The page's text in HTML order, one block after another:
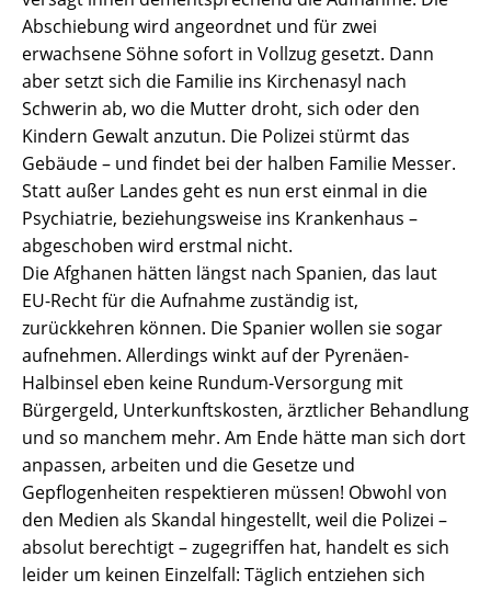
Abschiebung wird angeordnet und für zwei
erwachsene Söhne sofort in Vollzug gesetzt. Dann
aber setzt sich die Familie ins Kirchenasyl nach
Schwerin ab, wo die Mutter droht, sich oder den
Kindern Gewalt anzutun. Die Polizei stürmt das
Gebäude – und findet bei der halben Familie Messer.
Statt außer Landes geht es nun erst einmal in die
Psychiatrie, beziehungsweise ins Krankenhaus –
abgeschoben wird erstmal nicht.
Die Afghanen hätten längst nach Spanien, das laut
EU-Recht für die Aufnahme zuständig ist,
zurückkehren können. Die Spanier wollen sie sogar
aufnehmen. Allerdings winkt auf der Pyrenäen-
Halbinsel eben keine Rundum-Versorgung mit
Bürgergeld, Unterkunftskosten, ärztlicher Behandlung
und so manchem mehr. Am Ende hätte man sich dort
anpassen, arbeiten und die Gesetze und
Gepflogenheiten respektieren müssen! Obwohl von
den Medien als Skandal hingestellt, weil die Polizei –
absolut berechtigt – zugegriffen hat, handelt es sich
leider um keinen Einzelfall: Täglich entziehen sich